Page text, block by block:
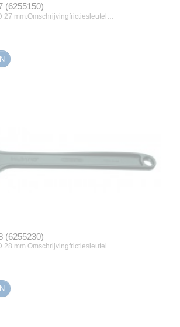
(6255150)
27 mm.Omschrijvingfrictiesleutel…
(6255230)
28 mm.Omschrijvingfrictiesleutel…